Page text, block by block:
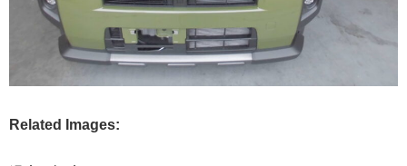
Related Images: